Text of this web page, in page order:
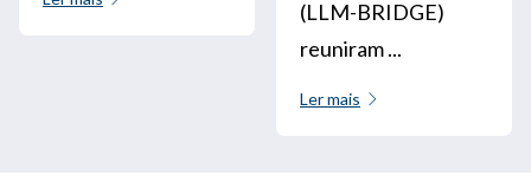
(LLM-BRIDGE)
reuniram ...
Ler mais